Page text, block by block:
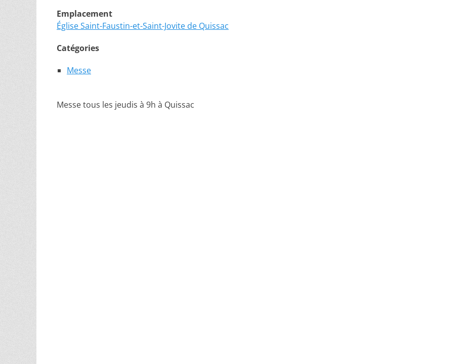
Emplacement
Église Saint-Faustin-et-Saint-Jovite de Quissac
Catégories
Messe
Messe tous les jeudis à 9h à Quissac